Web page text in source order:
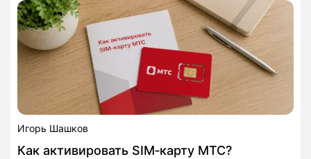
Игорь Шашков
Как активировать SIM‑карту МТС?